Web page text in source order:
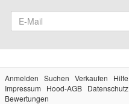
Anmelden Suchen Verkaufen
Hilfe
Impressum
Hood-AGB Datenschutz
Bewertungen